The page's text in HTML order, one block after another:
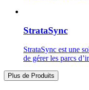
StrataSync
StrataSync est une
de gérer les parcs
Plus de Produits